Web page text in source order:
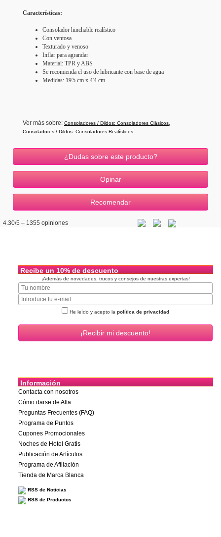
Características:
Consolador hinchable realístico
Con ventosa
Texturado y venoso
Inflar para agrandar
Material: TPR y ABS
Se recomienda el uso de lubricante con base de agua
Medidas: 19'5 cm x 4'4 cm.
Ver más sobre: Consoladores / Dildos: Consoladores Clásicos,
Consoladores / Dildos: Consoladores Realísticos
¿Dudas sobre este producto?
4.30/5 – 1355 opiniones
Recibe un 10% de descuento
¡Además de novedades, trucos y consejos de nuestras expertas!
He leído y acepto la política de privacidad
Información
Contacta con nosotros
Cómo darse de Alta
Preguntas Frecuentes (FAQ)
Programa de Puntos
Cupones Promocionales
Noches de Hotel Gratis
Publicación de Artículos
Programa de Afiliación
Tienda de Marca Blanca
RSS de Noticias
RSS de Productos